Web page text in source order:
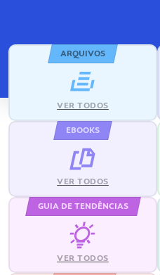
ARQUIVOS
VER TODOS
EBOOKS
VER TODOS
GUIA DE TENDÊNCIAS
VER TODOS